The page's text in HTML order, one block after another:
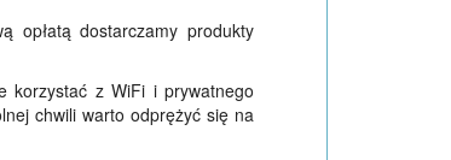
opłatą dostarczamy produkty
korzystać z WiFi i prywatnego
chwili warto odprężyć się na